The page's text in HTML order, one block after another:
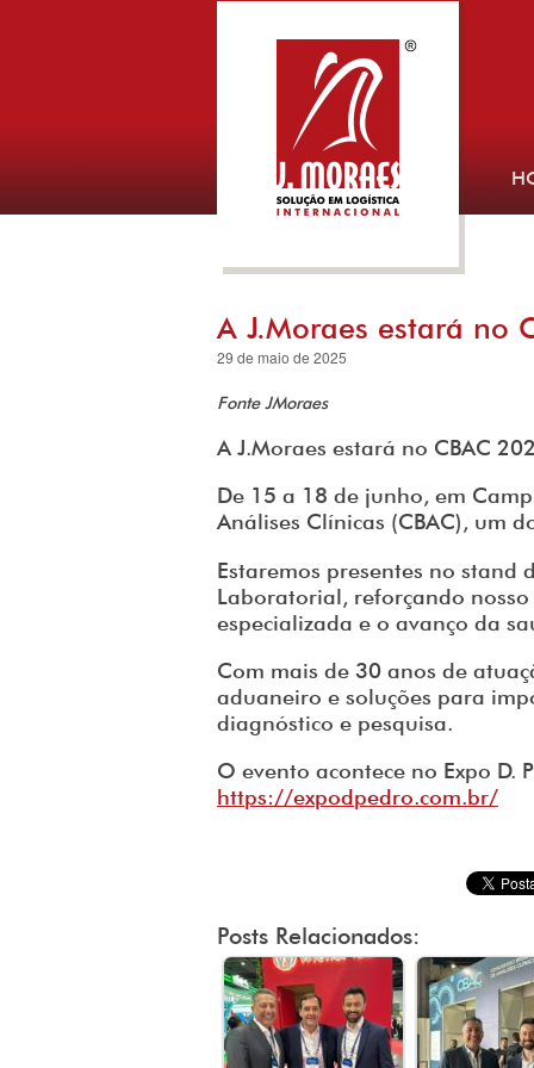
A J.Moraes estará no
29 de maio de 2025
Fonte JMoraes
A J.Moraes estará no CBAC
De 15 a 18 de junho, em
Análises Clínicas (CBAC), um
Estaremos presentes no stand
Laboratorial, reforçando
especializada e o avanço da
Com mais de 30 anos de
aduaneiro e soluções para
diagnóstico e pesquisa.
O evento acontece no Expo D.
https://expodpedro.com.br/
Posts Relacionados: